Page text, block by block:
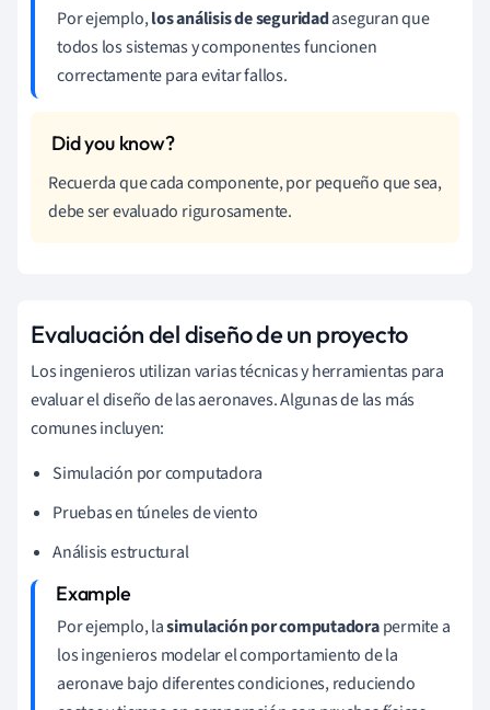
Por ejemplo,los análisis de seguridadaseguran que
todos los sistemas y componentes funcionen
correctamente para evitar fallos.
Recuerda que cada componente, por pequeño que sea,
debe ser evaluado rigurosamente.
Evaluación del diseño de un proyecto
Los ingenieros utilizan varias técnicas y herramientas para
evaluar el diseño de las aeronaves. Algunas de las más
comunes incluyen:
Simulación por computadora
Pruebas en túneles de viento
Análisis estructural
Por ejemplo, lasimulación por computadorapermite a
los ingenieros modelar el comportamiento de la
aeronave bajo diferentes condiciones, reduciendo